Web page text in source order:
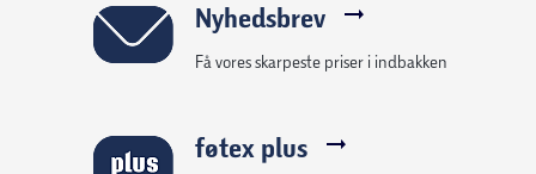
Nyhedsbrev
Få vores skarpeste priser i indbakken
føtex plus